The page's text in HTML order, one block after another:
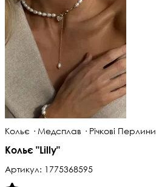
Кольє · Медсплав · Річкові Перлини
Кольє "Lilly"
Артикул: 1775368595